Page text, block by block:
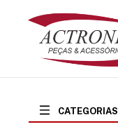
CATEGORIAS